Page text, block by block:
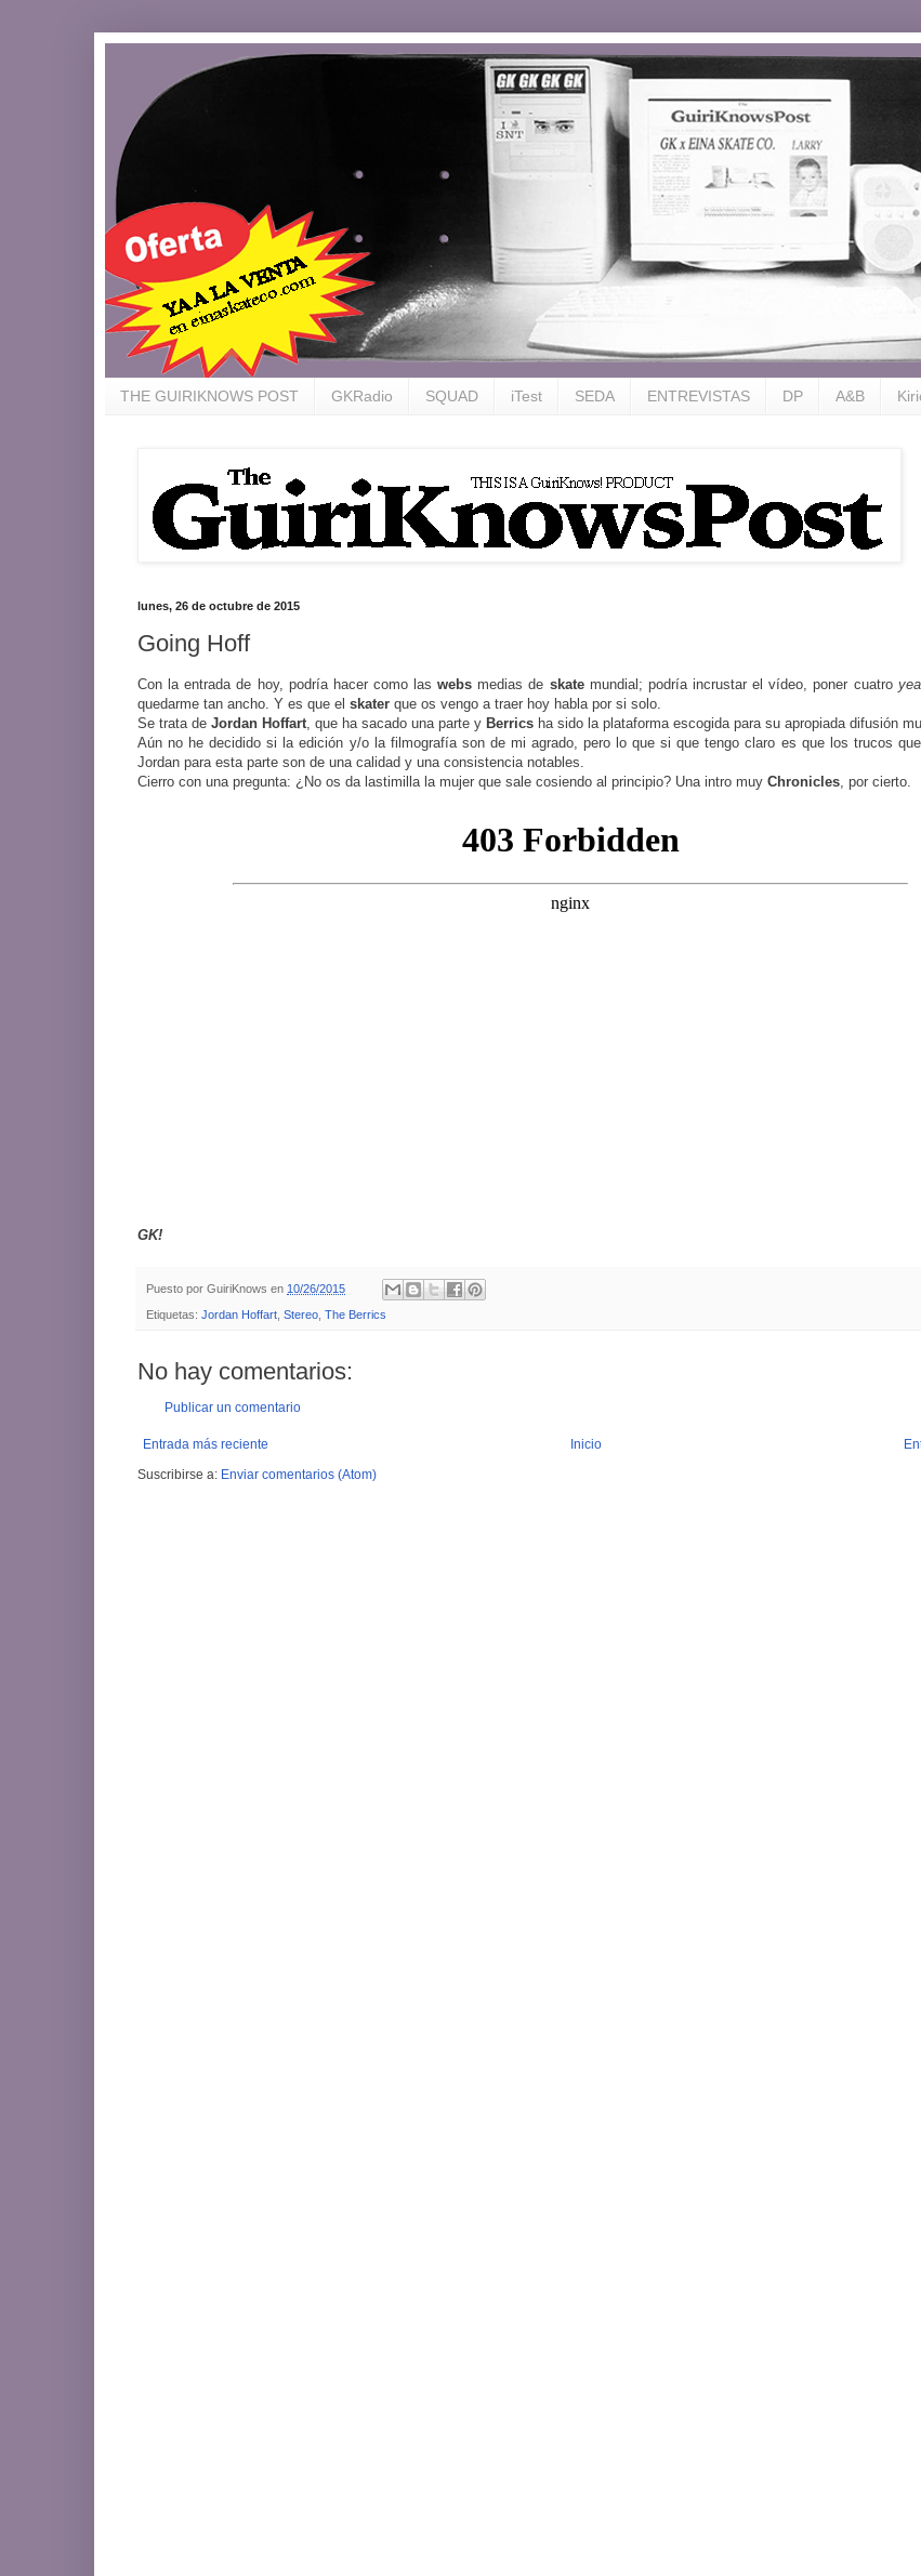
THE GUIRIKNOWS POST GKRadio SQUAD iTest SEDA ENTREVISTAS DP A&B
lunes, 26 de octubre de 2015
Going Hoff
Con la entrada de hoy, podría hacer como laswebs medias de skatemundial; podría incrustar el vídeo, poner cuatro
quedarme tan ancho. Y es que el skater que os vengo a traer hoy habla por si solo.
Se trata de Jordan Hoffart, que ha sacado una parte y Berrics ha sido la plataforma escogida para su apropiada difusión
Aún no he decidido si la edición y/o la filmografía son de mi agrado, pero lo que si que tengo claro es que los trucos
Jordan para esta parte son de una calidad y una consistencia notables.
Cierro con una pregunta: ¿No os da lastimilla la mujer que sale cosiendo al principio? Una intro muy Chronicles, por cierto.
GK!
Puesto por GuiriKnows en 10/26/2015
Etiquetas: Jordan Hoffart Stereo The Berrics
No hay comentarios:
Publicar un comentario
Entrada más reciente
Inicio
Suscribirse a: Enviar comentarios (Atom)